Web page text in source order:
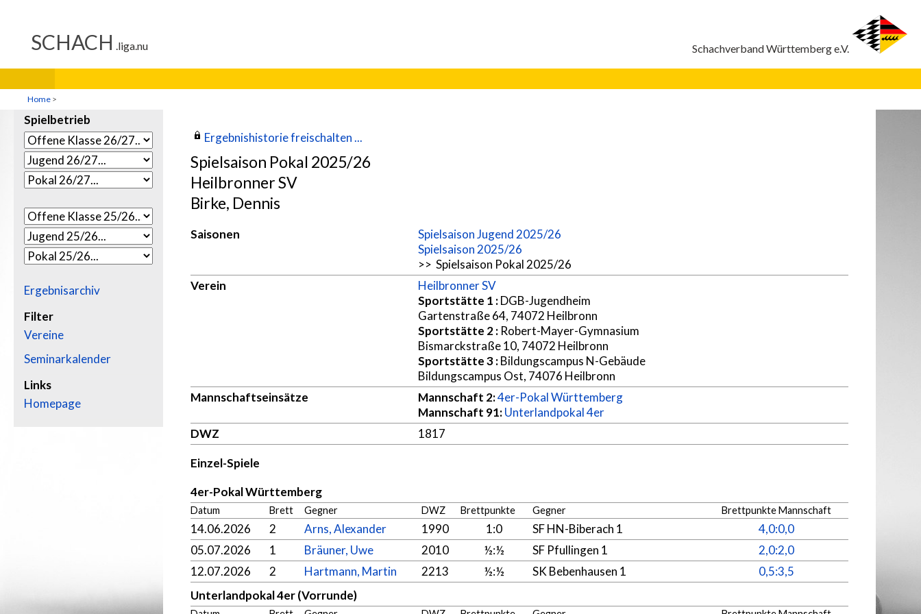
Home >
Spielbetrieb
Ergebnisarchiv
Filter
Vereine
Seminarkalender
Links
Homepage
Ergebnishistorie freischalten ...
Spielsaison Pokal 2025/26
Heilbronner SV
Birke, Dennis
Saisonen
Spielsaison Jugend 2025/26
Spielsaison 2025/26
>> Spielsaison Pokal 2025/26
Verein
Heilbronner SV
Sportstätte 1 :DGB-Jugendheim
Gartenstraße 64, 74072 Heilbronn
Sportstätte 2: Robert-Mayer-Gymnasium
Bismarckstraße 10, 74072 Heilbronn
Sportstätte 3:Bildungscampus N-Gebäude
Bildungscampus Ost, 74076 Heilbronn
Mannschaftseinsätze
Mannschaft 2:4er-Pokal Württemberg
Mannschaft 91:Unterlandpokal 4er
DWZ
1817
Einzel-Spiele
4er-Pokal Württemberg
Datum Brett Gegner DWZ Brettpunkte Gegner Brettpunkte Mannschaft
14.06.2026 2 Arns, Alexander 1990 1:0 SF HN-Biberach 1
4,0:0,0
05.07.2026
1 Bräuner, Uwe 2010 ½:½ SF Pfullingen 1
2,0:2,0
12.07.2026
2 Hartmann, Martin 2213 ½:½ SK Bebenhausen 1
0,5:3,5
Unterlandpokal 4er (Vorrunde)